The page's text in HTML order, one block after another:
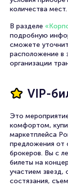
количества мест.
В разделе
подробную
сможете
расположение в
организации
VIP-
Это
комфортом,
маркетплейса
предложения от
брокеров. Вы с
билеты на
участием
состязания,